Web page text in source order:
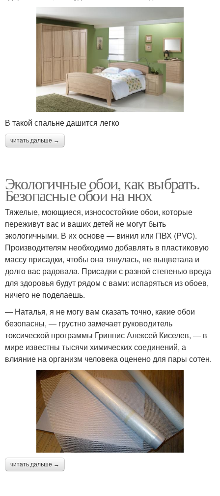
В такой спальне дашится легко
читать дальше →
Экологичные обои, как выбрать.
Безопасные обои на нюх
Тяжелые, моющиеся, износостойкие обои, которые
переживут вас и ваших детей не могут быть
экологичными. В их основе — винил или ПВХ (PVC).
Производителям необходимо добавлять в пластиковую
массу присадки, чтобы она тянулась, не выцветала и
долго вас радовала. Присадки с разной степенью вреда
для здоровья будут рядом с вами: испаряться из обоев,
ничего не поделаешь.
— Наталья, я не могу вам сказать точно, какие обои
безопасны, — грустно замечает руководитель
токсической программы Гринпис Алексей Киселев, — в
мире известны тысячи химических соединений, а
влияние на организм человека оценено для пары сотен.
читать дальше →